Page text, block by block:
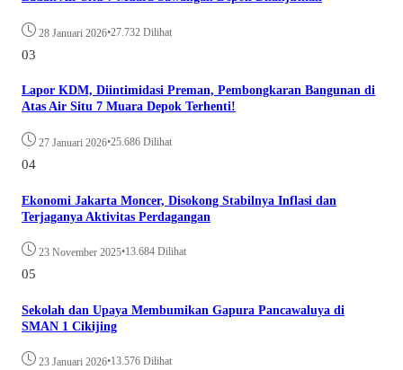
28 Januari 2026•27.732 Dilihat
03
Lapor KDM, Diintimidasi Preman, Pembongkaran Bangunan di
Atas Air Situ 7 Muara Depok Terhenti!
27 Januari 2026•25.686 Dilihat
04
Ekonomi Jakarta Moncer, Disokong Stabilnya Inflasi dan
Terjaganya Aktivitas Perdagangan
23 November 2025•13.684 Dilihat
05
Sekolah dan Upaya Membumikan Gapura Pancawaluya di
SMAN 1 Cikijing
23 Januari 2026•13.576 Dilihat